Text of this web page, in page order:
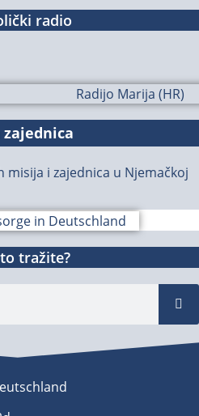
radio
zajednica
i zajednica u Njemačkoj
tražite?